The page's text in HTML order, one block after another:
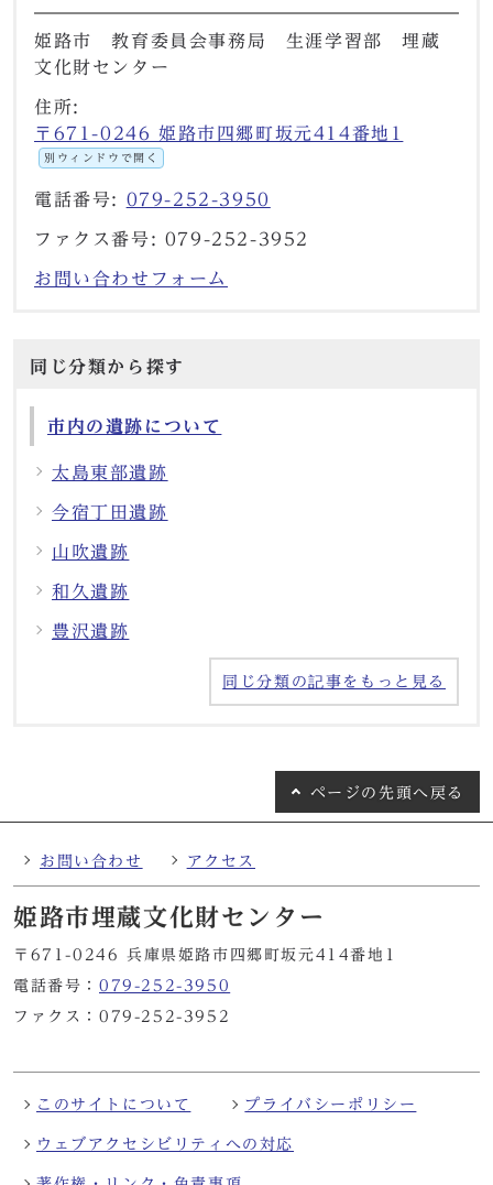
姫路市 教育委員会事務局 生涯学習部 埋蔵
文化財センター
住所:
〒671-0246 姫路市四郷町坂元414番地1
別ウィンドウで開く
電話番号: 079-252-3950
ファクス番号: 079-252-3952
お問い合わせフォーム
同じ分類から探す
市内の遺跡について
太島東部遺跡
今宿丁田遺跡
山吹遺跡
和久遺跡
豊沢遺跡
同じ分類の記事をもっと見る
ページの 先頭へ戻る
お問い合わせ アクセス
姫路市埋蔵文化財センター
〒671-0246 兵庫県姫路市四郷町坂元414番地1
電話番号： 079-252-3950
ファクス：079-252-3952
このサイトについて プライバシーポリシー
ウェブアクセシビリティへの対応